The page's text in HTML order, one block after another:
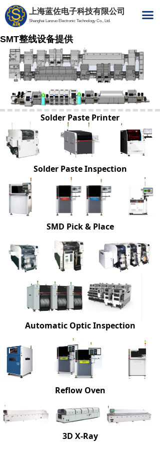
上海蓝佐电子科技有限公司
Shanghai Lanzuo Electronic Technology Co., Ltd. 끀
首页
产品与服务
SMT整线设备提供
智能工厂软件系统
工业自动化
教育及培训
蓝佐Solution产品
成功案例
招聘信息
联系我们
SMT整线设备提供
Solder Paste Printer
Solder Paste Inspection
SMD Pick & Place
Automatic Optic Inspection
Reflow Oven
3D X-Ray